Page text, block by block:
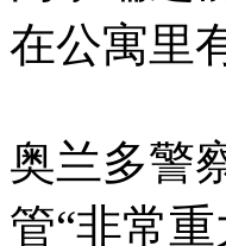
在公寓里
奥兰多警
管“非常